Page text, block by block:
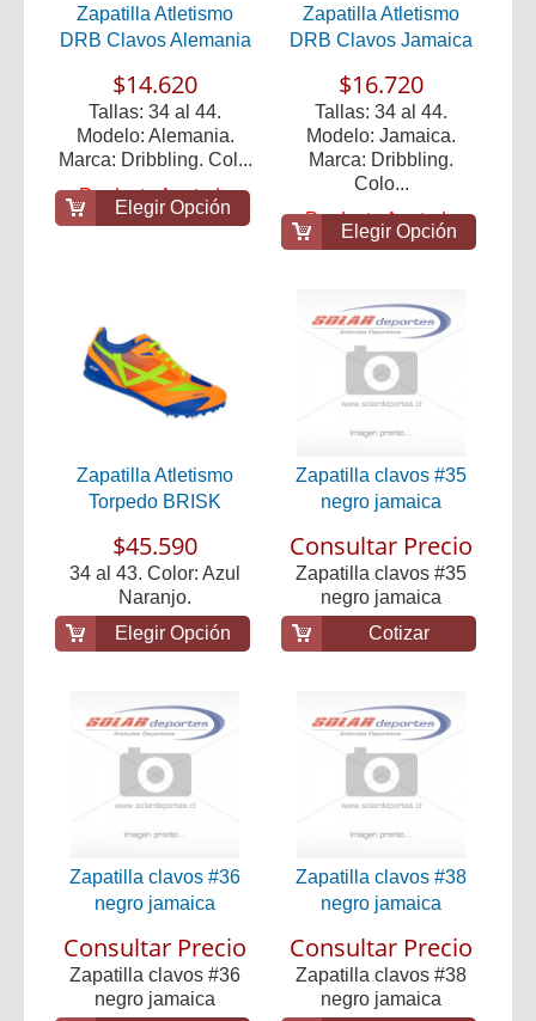
Zapatilla Atletismo
DRB Clavos Alemania
$14.620
Tallas: 34 al 44.
Modelo: Alemania.
Marca: Dribbling. Col...
Producto Agotado
Elegir Opción
Zapatilla Atletismo
DRB Clavos Jamaica
$16.720
Tallas: 34 al 44.
Modelo: Jamaica.
Marca: Dribbling.
Colo...
Producto Agotado
Elegir Opción
Zapatilla Atletismo
Torpedo BRISK
$45.590
34 al 43. Color: Azul
Naranjo.
Elegir Opción
Zapatilla clavos #35
negro jamaica
Consultar Precio
Zapatilla clavos #35
negro jamaica
Cotizar
Zapatilla clavos #36
negro jamaica
Consultar Precio
Zapatilla clavos #36
negro jamaica
Zapatilla clavos #38
negro jamaica
Consultar Precio
Zapatilla clavos #38
negro jamaica